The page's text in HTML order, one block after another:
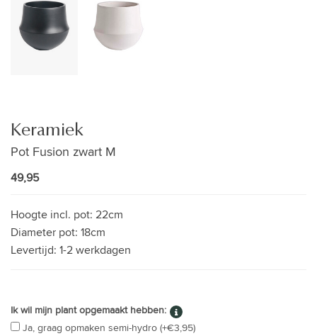
Keramiek
Pot Fusion zwart M
49,95
Hoogte incl. pot: 22cm
Diameter pot: 18cm
Levertijd: 1-2 werkdagen
Ik wil mijn plant opgemaakt hebben:
Ja, graag opmaken semi-hydro (+€3,95)